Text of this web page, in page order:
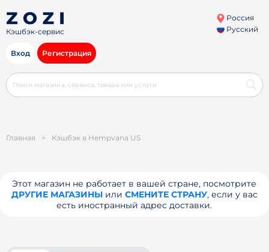
Кэшбэк-сервис
Россия
Русский
Вход Регистрация
Главная > Кэшбэк в Hempvana US
Этот магазин не работает в вашей стране, посмотрите
ДРУГИЕ МАГАЗИНЫили СМЕНИТЕ СТРАНУ, если у вас
есть иностранный адрес доставки.